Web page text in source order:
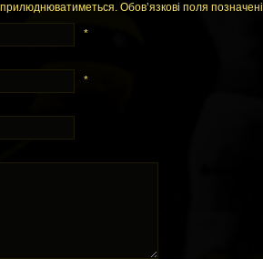
Обов’язкові поля позначені
*
*